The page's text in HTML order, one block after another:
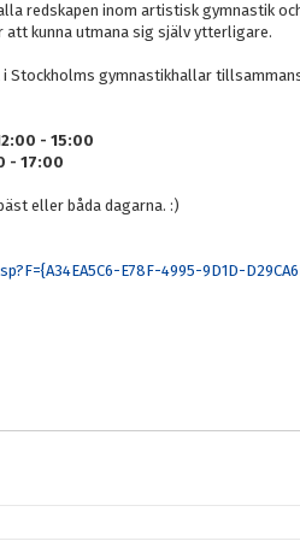
redskapen inom artistisk gymnastik
kunna utmana sig själv ytterligare.
gymnastikhallar
- 15:00
- 17:00
eller båda dagarna. :)
E78F-4995-9D1D-